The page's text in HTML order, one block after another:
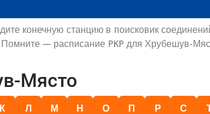
конечную станцию в поисковик
— расписание PKP для Хрубешув-
Място
К Л М Н О П Р С